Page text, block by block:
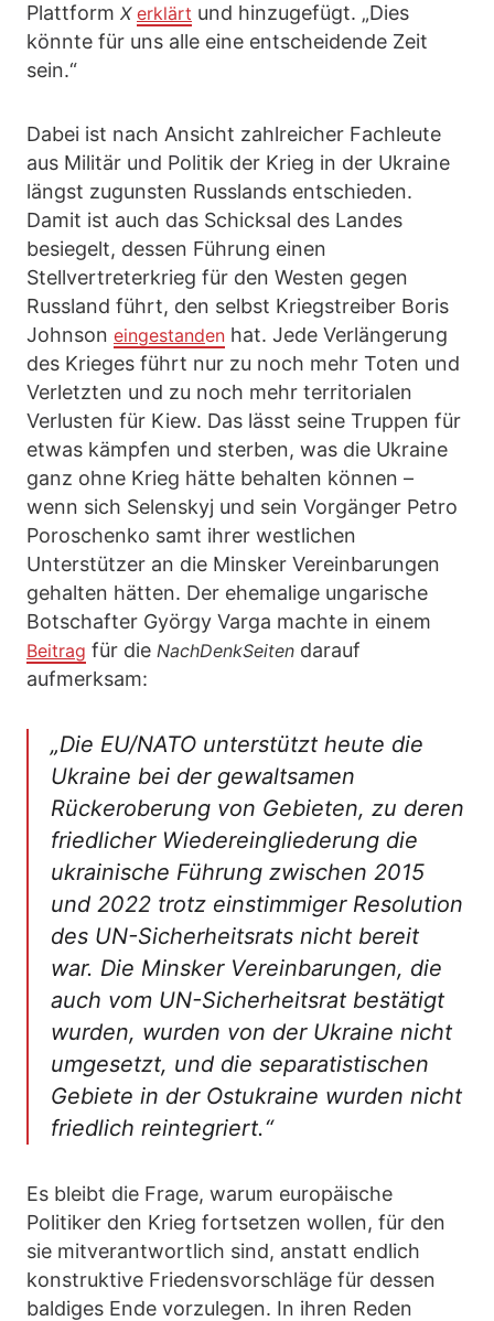
Plattform X erklärt und hinzugefügt. „Dies
könnte für uns alle eine entscheidende Zeit
sein.“
Dabei ist nach Ansicht zahlreicher Fachleute
aus Militär und Politik der Krieg in der Ukraine
längst zugunsten Russlands entschieden.
Damit ist auch das Schicksal des Landes
besiegelt, dessen Führung einen
Stellvertreterkrieg für den Westen gegen
Russland führt, den selbst Kriegstreiber Boris
Johnson eingestanden hat. Jede Verlängerung
des Krieges führt nur zu noch mehr Toten und
Verletzten und zu noch mehr territorialen
Verlusten für Kiew. Das lässt seine Truppen für
etwas kämpfen und sterben, was die Ukraine
ganz ohne Krieg hätte behalten können –
wenn sich Selenskyj und sein Vorgänger Petro
Poroschenko samt ihrer westlichen
Unterstützer an die Minsker Vereinbarungen
gehalten hätten. Der ehemalige ungarische
Botschafter György Varga machte in einem
Beitrag für die NachDenkSeiten darauf
aufmerksam:
„Die EU/NATO unterstützt heute die
Ukraine bei der gewaltsamen
Rückeroberung von Gebieten, zu deren
friedlicher Wiedereingliederung die
ukrainische Führung zwischen 2015
und 2022 trotz einstimmiger Resolution
des UN-Sicherheitsrats nicht bereit
war. Die Minsker Vereinbarungen, die
auch vom UN-Sicherheitsrat bestätigt
wurden, wurden von der Ukraine nicht
umgesetzt, und die separatistischen
Gebiete in der Ostukraine wurden nicht
friedlich reintegriert.“
Es bleibt die Frage, warum europäische
Politiker den Krieg fortsetzen wollen, für den
sie mitverantwortlich sind, anstatt endlich
konstruktive Friedensvorschläge für dessen
baldiges Ende vorzulegen. In ihren Reden